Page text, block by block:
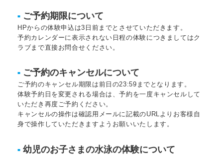
■ ご予約期限について
HPからの体験申込は3日前までとさせていただきます。
予約カレンダーに表示されない日程の体験につきましてはク
ラブまで直接お問合せください。
■ ご予約のキャンセルについて
ご予約のキャンセル期限は前日の23:59までとなります。
体験予約日を変更される場合は、予約を一度キャンセルして
いただき再度ご予約ください。
キャンセルの操作は確認用メールに記載のURLよりお客様自
身で操作していただきますようお願いいたします。
■ 幼児のお子さまの水泳の体験について